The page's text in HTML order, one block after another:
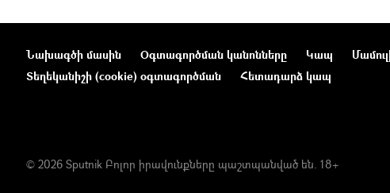
Նախագծի մասին Օգտագործման կանոնները Կապ
Տեղեկանիշի (cookie) օգտագործման
Հետադարձ կապ
© 2026 Sputnik Բոլոր իրավունքները պաշտպանված են. 18+